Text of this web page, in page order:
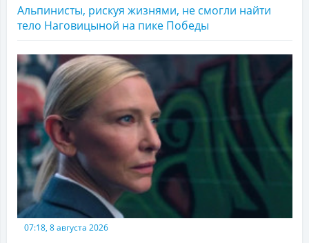
Альпинисты, рискуя жизнями, не смогли найти
тело Наговицыной на пике Победы
07:18, 8 августа 2026